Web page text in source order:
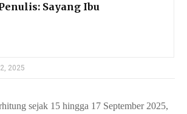
Sayang Ibu
2025
sejak 15 hingga 17 September 2025,